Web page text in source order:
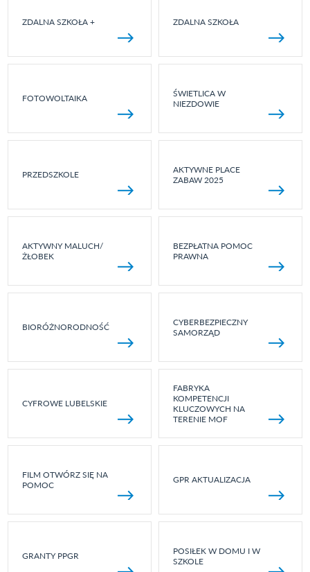
ZDALNA SZKOŁA + ZDALNA SZKOŁA
FOTOWOLTAIKA
ŚWIETLICA W
NIEZDOWIE
PRZEDSZKOLE
AKTYWNE PLACE
ZABAW 2025
AKTYWNY MALUCH/
ŻŁOBEK
BEZPŁATNA POMOC
PRAWNA
BIORÓŻNORODNOŚĆ
CYBERBEZPIECZNY
SAMORZĄD
CYFROWE LUBELSKIE
FABRYKA
KOMPETENCJI
KLUCZOWYCH NA
TERENIE MOF
FILM OTWÓRZ SIĘ NA
POMOC
GPR AKTUALIZACJA
GRANTY PPGR
POSIŁEK W DOMU I W
SZKOLE